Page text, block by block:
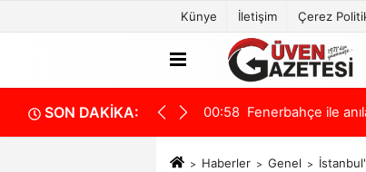
Künye İletişim Çerez
SON DAKİKA:
çıktı! 00:58 Ankara'da 8
Haberler Genel